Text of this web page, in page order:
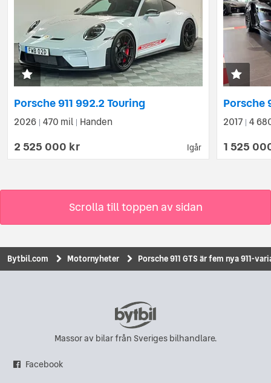
Igår
Porsche 911 992.2 Touring
2026 470 mil Handen
2 525 000 kr
2017 4
1 525
Scrolla till toppen av sidan
Bytbil.com Motornyheter Porsche 911 GTS är fem nya 911-
Massor av bilar från Sveriges bilhandlare.
Facebook